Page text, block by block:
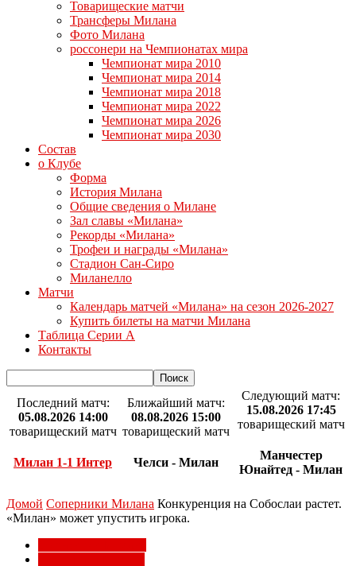
Товарищеские матчи
Трансферы Милана
Фото Милана
россонери на Чемпионатах мира
Чемпионат мира 2010
Чемпионат мира 2014
Чемпионат мира 2018
Чемпионат мира 2022
Чемпионат мира 2026
Чемпионат мира 2030
Состав
о Клубе
Форма
История Милана
Общие сведения о Милане
Зал славы «Милана»
Рекорды «Милана»
Трофеи и награды «Милана»
Стадион Сан-Сиро
Миланелло
Матчи
Календарь матчей «Милана» на сезон 2026-2027
Купить билеты на матчи Милана
Таблица Серии А
Контакты
Последний матч:
05.08.2026 14:00
товарищеский матч
Милан 1-1 Интер
Ближайший матч:
08.08.2026 15:00
товарищеский матч
Челси - Милан
Следующий матч:
15.08.2026 17:45
товарищеский матч
Манчестер
Юнайтед - Милан
Домой Соперники Милана Конкуренция на Собослаи растет.
«Милан» может упустить игрока.